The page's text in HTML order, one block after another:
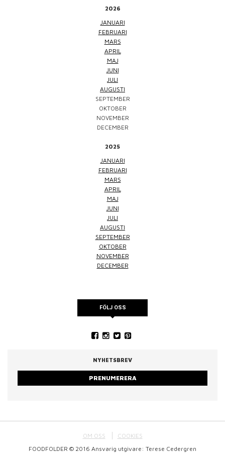
2026
JANUARI
FEBRUARI
MARS
APRIL
MAJ
JUNI
JULI
AUGUSTI
SEPTEMBER
OKTOBER
NOVEMBER
DECEMBER
2025
JANUARI
FEBRUARI
MARS
APRIL
MAJ
JUNI
JULI
AUGUSTI
SEPTEMBER
OKTOBER
NOVEMBER
DECEMBER
FÖLJ OSS
NYHETSBREV
PRENUMERERA
OM OSS
COOKIES
FOODFOLDER © 2016 Ansvarig utgivare: Terese Cedergren